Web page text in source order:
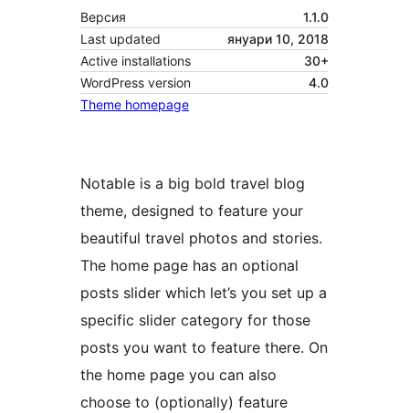
Версия
1.1.0
Last updated
януари 10, 2018
Active installations
30+
WordPress version
4.0
Theme homepage
Notable is a big bold travel blog
theme, designed to feature your
beautiful travel photos and stories.
The home page has an optional
posts slider which let’s you set up a
specific slider category for those
posts you want to feature there. On
the home page you can also
choose to (optionally) feature